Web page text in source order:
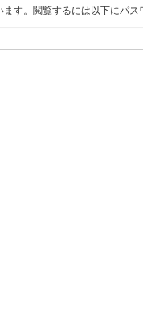
す。閲覧するには以下にパス